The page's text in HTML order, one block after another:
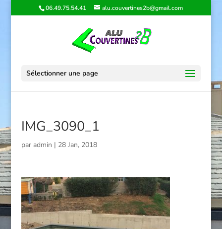
06.49.75.54.41 alu.couvertines2b@gmail.com
Sélectionner une page
IMG_3090_1
par admin | 28 Jan, 2018